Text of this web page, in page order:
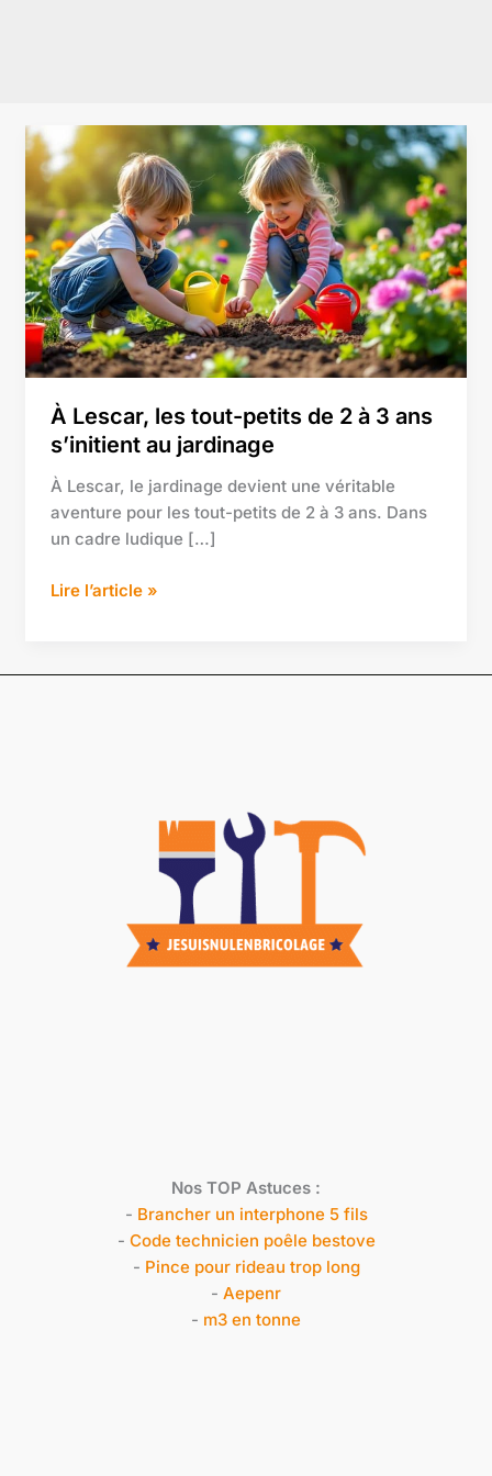
À Lescar, les tout-petits de 2 à 3 ans
s’initient au jardinage
À Lescar, le jardinage devient une véritable
aventure pour les tout-petits de 2 à 3 ans. Dans
un cadre ludique […]
Lescar,
les
tout-
petits
de
2
à
3
ans
s’initient
au
jardinage
Lire l’article »
Nos TOP Astuces :
- Brancher un interphone 5 fils
- Code technicien poêle bestove
- Pince pour rideau trop long
- Aepenr
- m3 en tonne